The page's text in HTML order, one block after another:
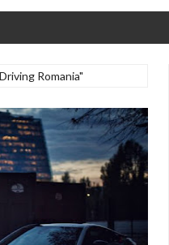
Romania"